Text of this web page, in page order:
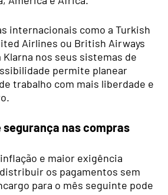
internacionais como a Turkish
Airlines ou British Airways
nos seus sistemas de
permite planear
trabalho com mais liberdade e
segurança nas compras
e maior exigência
os pagamentos sem
para o mês seguinte pode